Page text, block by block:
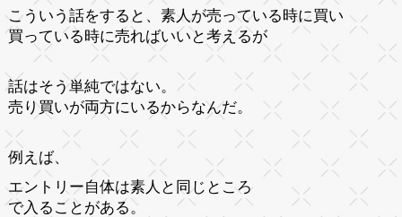
こういう話をすると、素人が売っている時に買い
買っている時に売ればいいと考えるが
話はそう単純ではない。
売り買いが両方にいるからなんだ。
例えば、
エントリー自体は素人と同じところ
で入ることがある。